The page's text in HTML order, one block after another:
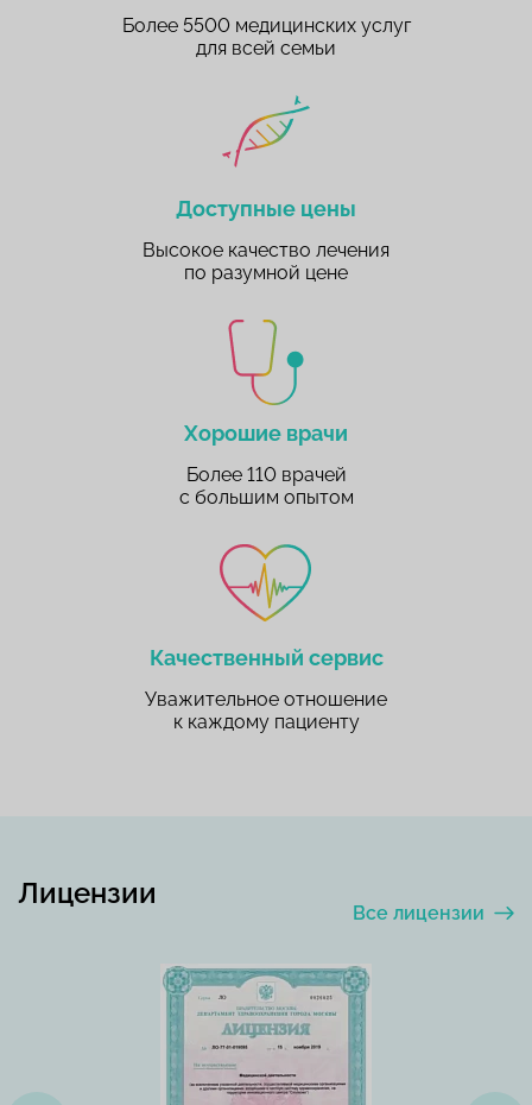
Более 5500 медицинских услуг
для всей семьи
Доступные цены
Высокое качество лечения
по разумной цене
Хорошие врачи
Более 110 врачей
с большим опытом
Качественный сервис
Уважительное отношение
к каждому пациенту
Лицензии
Все лицензии